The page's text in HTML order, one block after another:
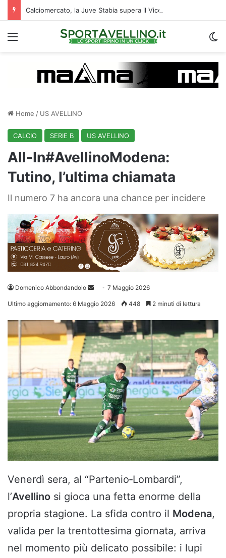
Menu
Home / US AVELLINO
CALCIO SERIE B US AVELLINO
All-In#AvellinoModena:
Tutino, l’ultima chiamata
Il numero 7 ha ancora una chance per incidere
Domenico Abbondandolo
Invia 7 Maggio 2026
Ultimo aggiornamento: 6 Maggio 2026 448 2 minuti di lettura
Venerdì sera, al “Partenio‑Lombardi”,
l’Avellino si gioca una fetta enorme della
propria stagione. La sfida contro il Modena,
valida per la trentottesima giornata, arriva
nel momento più delicato possibile: i lupi